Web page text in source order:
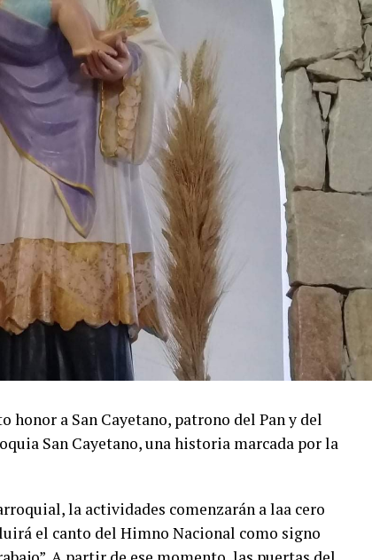
honor a San Cayetano, patrono del Pan y del
San Cayetano, una historia marcada por la
la actividades comenzarán a laa cero
el canto del Himno Nacional como signo